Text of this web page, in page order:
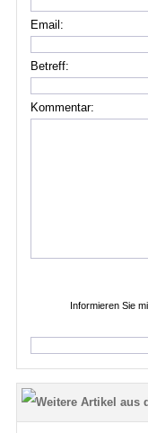
Email:
Betreff:
Kommentar:
Informieren Sie